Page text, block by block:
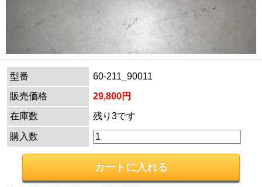
型番
60-211_90011
販売価格
29,800円
在庫数
残り3です
購入数